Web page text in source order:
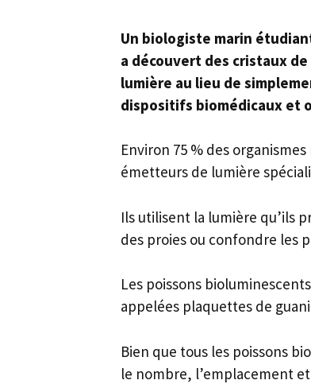
Un biologiste marin
a découvert des cristaux
lumière au lieu de
dispositifs biomédicaux et
Environ 75 % des
émetteurs de lumière
Ils utilisent la lumière qu’ils
des proies ou confondre les
Les poissons
appelées plaquettes de
Bien que tous les poissons
le nombre, l’emplacement